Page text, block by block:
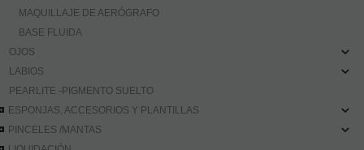
MAQUILLAJE DE AERÓGRAFO
BASE FLUIDA
OJOS
LABIOS
PEARLITE -PIGMENTO SUELTO
ESPONJAS, ACCESORIOS Y PLANTILLAS
PINCELES /MANTAS